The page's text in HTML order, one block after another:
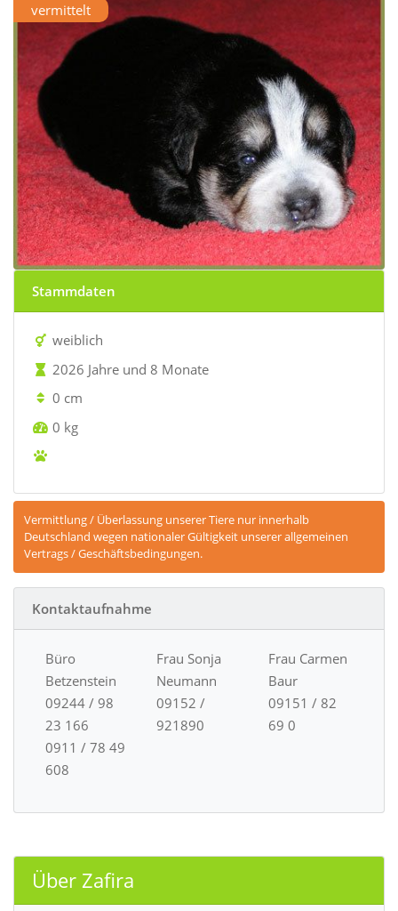
vermittelt
Stammdaten
weiblich
2026 Jahre und 8 Monate
0 cm
0 kg
Vermittlung / Überlassung unserer Tiere nur innerhalb
Deutschland wegen nationaler Gültigkeit unserer allgemeinen
Vertrags / Geschäftsbedingungen.
Kontaktaufnahme
Büro
Betzenstein
09244 / 98
23 166
0911 / 78 49
608
Frau Sonja
Neumann
09152 /
921890
Frau Carmen
Baur
09151 / 82
69 0
Über Zafira